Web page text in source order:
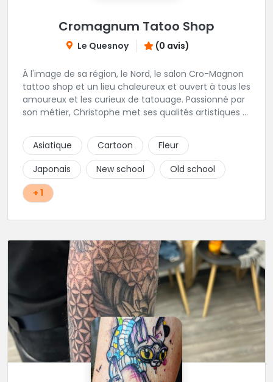
Cromagnum Tatoo Shop
Le Quesnoy (0 avis)
À l'image de sa région, le Nord, le salon Cro-Magnon
tattoo shop et un lieu chaleureux et ouvert à tous les
amoureux et les curieux de tatouage. Passionné par
son métier, Christophe met ses qualités artistiques à
Asiatique
Cartoon
Fleur
Japonais
New school
Old school
+ 1